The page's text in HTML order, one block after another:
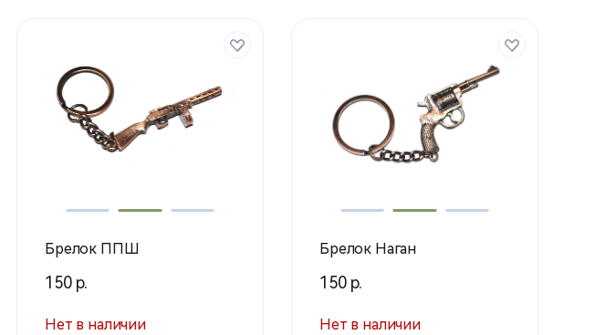
Брелок ППШ
150 р.
Нет в наличии
Брелок Наган
150 р.
Нет в наличии